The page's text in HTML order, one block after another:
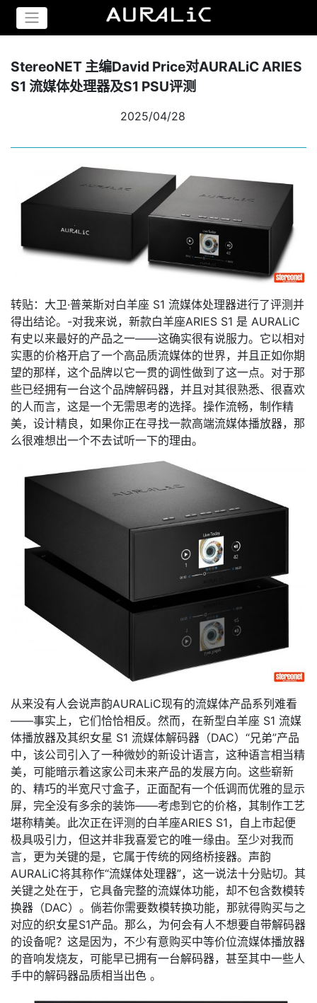
StereoNET 主编David Price对AURALiC ARIES
S1 流媒体处理器及S1 PSU评测
2025/04/28
转贴：大卫·普莱斯对白羊座 S1 流媒体处理器进行了评测并
得出结论。-对我来说，新款白羊座ARIES S1 是 AURALiC
有史以来最好的产品之一——这确实很有说服力。它以相对
实惠的价格开启了一个高品质流媒体的世界，并且正如你期
望的那样，这个品牌以它一贯的调性做到了这一点。对于那
些已经拥有一台这个品牌解码器，并且对其很熟悉、很喜欢
的人而言，这是一个无需思考的选择。操作流畅，制作精
美，设计精良，如果你正在寻找一款高端流媒体播放器，那
么很难想出一个不去试听一下的理由。
从来没有人会说声韵AURALiC现有的流媒体产品系列难看
——事实上，它们恰恰相反。然而，在新型白羊座 S1 流媒
体播放器及其织女星 S1 流媒体解码器（DAC）“兄弟”产品
中，该公司引入了一种微妙的新设计语言，这种语言相当精
美，可能暗示着这家公司未来产品的发展方向。这些崭新
的、精巧的半宽尺寸盒子，正面配有一个低调而优雅的显示
屏，完全没有多余的装饰——考虑到它的价格，其制作工艺
堪称精美。此次正在评测的白羊座ARIES S1，自上市起便
极具吸引力，但这并非我喜爱它的唯一缘由。至少对我而
言，更为关键的是，它属于传统的网络桥接器。声韵
AURALiC将其称作“流媒体处理器”，这一说法十分贴切。其
关键之处在于，它具备完整的流媒体功能，却不包含数模转
换器（DAC）。倘若你需要数模转换功能，那就得购买与之
对应的织女星S1产品。那么，为何会有人不想要自带解码器
的设备呢？这是因为，不少有意购买中等价位流媒体播放器
的音响发烧友，可能早已拥有一台解码器，甚至其中一些人
手中的解码器品质相当出色 。